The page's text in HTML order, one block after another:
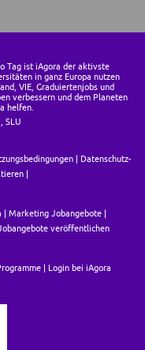
Tag ist iAgora der aktivste
in ganz Europa nutzen
VIE, Graduiertenjobs und
verbessern und dem Planeten
helfen.
SLU
Datenschutz-
Marketing Jobangebote
veröffentlichen
Login bei iAgora